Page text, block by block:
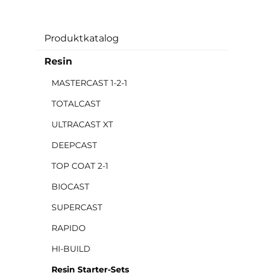
Produktkatalog
Resin
MASTERCAST 1-2-1
TOTALCAST
ULTRACAST XT
DEEPCAST
TOP COAT 2-1
BIOCAST
SUPERCAST
RAPIDO
HI-BUILD
Resin Starter-Sets